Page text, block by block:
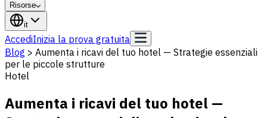
Risorse
it
AccediInizia la prova gratuita
Blog > Aumenta i ricavi del tuo hotel — Strategie essenziali
per le piccole strutture
Hotel
Aumenta i ricavi del tuo hotel —